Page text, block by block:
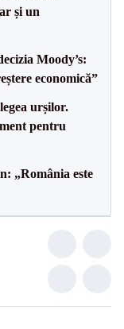
și un
Moody’s:
economică”
urșilor.
pentru
„România este